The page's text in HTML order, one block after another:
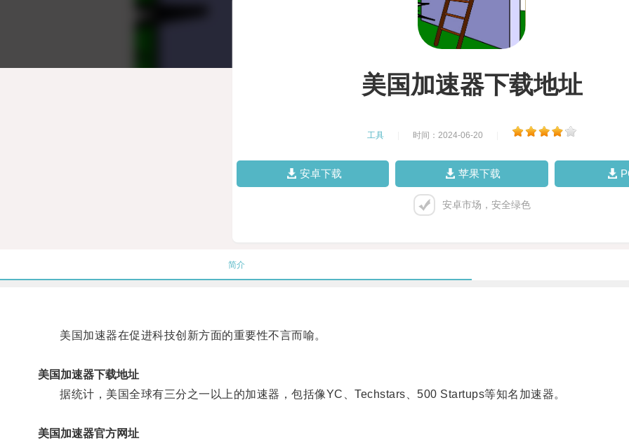
美国加速器下载地址
工具 时间：2024-06-20
安卓下载 苹果下载
安卓市场，安全绿色
简介
美国加速器在促进科技创新方面的重要性不言而喻。
美国加速器下载地址
据统计，美国全球有三分之一以上的加速器，包括像YC、Techstars、500 Startups等知名加速器。
美国加速器官方网址